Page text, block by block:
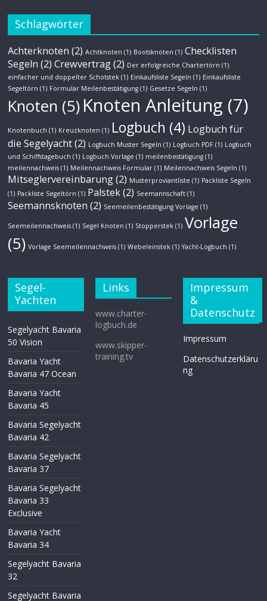
Schlagwörter
Achterknoten (2) Achtknoten (1) Bootsknoten (1) Checklisten
Segeln (2) Crewvertrag(2) Der erfolgreiche Chartertörn (1)
einfacher und doppelter Schotstek (1) Einkaufsliste Segeln (1) Einkaufsliste
Segeltörn (1) Formular Meilenbestätigung (1) Gesetze Segeln (1)
Knoten (5) Knoten Anleitung (7)
Knotenbuch (1) Kreuzknoten (1) Logbuch (4) Logbuch für
die Segelyacht(2) Logbuch Muster Segeln (1) Logbuch PDF (1) Logbuch
und Schiffstagebuch (1) Logbuch Vorlage (1) meilenbestätigung (1)
meilennachweis (1) Meilennachweis Formular (1) Meilennachweis Segeln (1)
Mitseglervereinbarung(2) Musterproviantliste (1) Packliste Segeln
(1) Packliste Segeltörn (1) Palstek(2) Seemannschaft (1)
Seemannsknoten (2) Seemeilenbestätigung Vorlage (1)
Seemeilennachweis (1) Segel Knoten (1) Stopperstek (1) Vorlage
(5) Vorlage Seemeilennachweis (1) Webeleinstek (1) Yacht-Logbuch (1)
Segel-
Yachten
Segelyacht Bavaria
50 Vision
Bavaria Yacht
Bavaria 47 Ocean
Bavaria Yacht
Bavaria 45
Bavaria Segelyacht
Bavaria 42
Bavaria Segelyacht
Bavaria 37
Bavaria Segelyacht
Bavaria 33
Exclusive
Bavaria Yacht
Bavaria 34
Segelyacht Bavaria
32
Segelyacht Bavaria
Links
www.charter-
logbuch.de
www.skipper-
training.tv
Impressum
&
Datenschutz
Impressum
Datenschutzerkläru
ng